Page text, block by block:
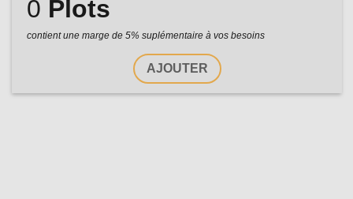
0 Plots
contient une marge de 5% suplémentaire à vos besoins
AJOUTER